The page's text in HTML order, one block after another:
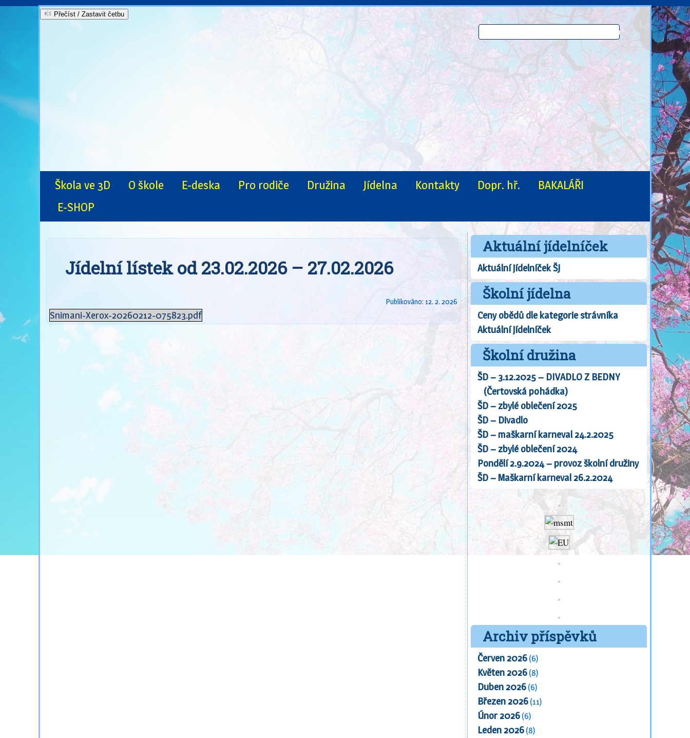
Přečíst / Zastavit četbu
Škola ve 3D O škole E-deska Pro rodiče Družina Jídelna Kontakty Dopr. hř.
BAKALÁŘI
E-SHOP
Jídelní lístek od 23.02.2026 – 27.02.2026
Publikováno: 12. 2. 2026
Snimani-Xerox-20260212-075823.pdf
Aktuální jídelníček
Aktuální jídelníček ŠJ
Školní jídelna
Ceny obědů dle kategorie strávníka
Aktuální jídelníček
Školní družina
ŠD – 3.12.2025 – DIVADLO Z BEDNY
(Čertovská pohádka)
ŠD – zbylé oblečení 2025
ŠD – Divadlo
ŠD – maškarní karneval 24.2.2025
ŠD – zbylé oblečení 2024
Pondělí 2.9.2024 – provoz školní družiny
ŠD – Maškarní karneval 26.2.2024
Archiv příspěvků
Červen 2026 (6)
Květen 2026 (8)
Duben 2026 (6)
Březen 2026 (11)
Únor 2026 (6)
Leden 2026 (8)